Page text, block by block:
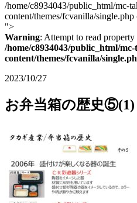
/home/c8934043/public_html/mc-
content/themes/fcvanilla/single.php
">
Warning: Attempt to read
/home/c8934043/public_html/
content/themes/fcvanilla/
2023/10/27
お弁当箱の歴史⑤(1)